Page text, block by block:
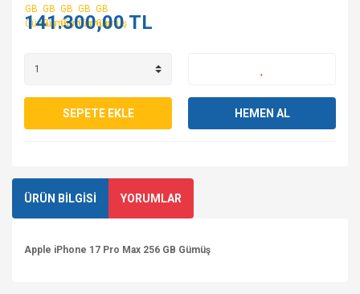
141.300,00 TL
SEPETE EKLE HEMEN AL
ÜRÜN BİLGİSİ YORUMLAR
Apple iPhone 17 Pro Max 256 GB Gümüş